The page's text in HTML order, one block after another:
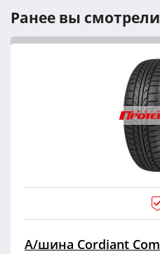
Ранее вы смотрели
А/шина Cordiant